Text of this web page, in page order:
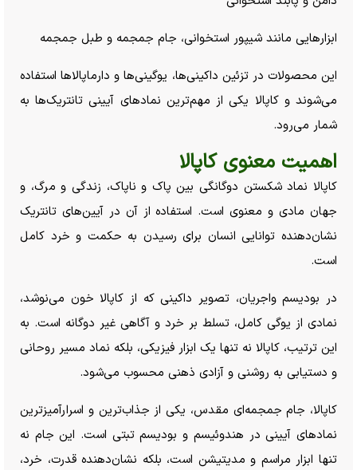
ابزار‌هایی مانند شیپور استخوانی، جام جمجمه و طبل جمجمه
این محصولات در تزئین داکینی‌ها، یوگینی‌ها و دارماپالا‌ها استفاده
می‌شوند و کاپالا یکی از مهم‌ترین نماد‌های آیینی تانتریک‌ها به
شمار می‌رود.
اهمیت معنوی کاپالا
کاپالا نماد شکستن دوگانگی بین پاک و ناپاک، زندگی و مرگ، و
جهان مادی و معنوی است. استفاده از آن در آیین‌های تانتریک
نشان‌دهنده توانایی انسان برای رسیدن به حکمت و خرد کامل
است.
در بودیسم واجریان، تصویر داکینی که از کاپالا خون می‌نوشد،
نمادی از یوگی کامل، تسلط بر خرد و آگاهی غیر دوگانه است. به
این ترتیب، کاپالا نه تنها یک ابزار فیزیکی، بلکه نماد مسیر روحانی
و دستیابی به روشنی و آزادی ذهنی محسوب می‌شود.
کاپالا، جام جمجمه‌ای مقدس، یکی از جذاب‌ترین و اسرارآمیزترین
نماد‌های آیینی در هندوئیسم و بودیسم تبتی است. این جام نه
تنها ابزار مراسم و مدیتیشن است، بلکه نشان‌دهنده قدرت، خرد،